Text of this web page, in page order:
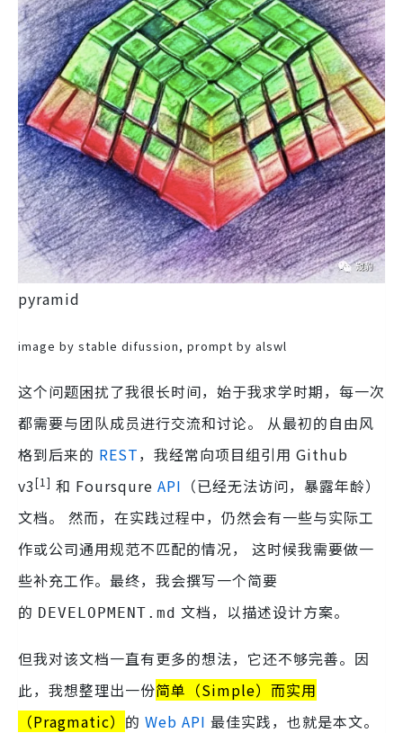
pyramid
image by stable difussion, prompt by alswl
这个问题困扰了我很长时间，始于我求学时期，每一次
都需要与团队成员进行交流和讨论。 从最初的自由风
格到后来的 REST，我经常向项目组引用 Github
v3[1] 和 Foursqure API （已经无法访问，暴露年龄）
文档。 然而，在实践过程中，仍然会有一些与实际工
作或公司通用规范不匹配的情况， 这时候我需要做一
些补充工作。最终，我会撰写一个简要
的 DEVELOPMENT.md 文档，以描述设计方案。
但我对该文档一直有更多的想法，它还不够完善。因
此，我想整理出一份简单（Simple）而实用
（Pragmatic） 的 Web API 最佳实践，也就是本文。